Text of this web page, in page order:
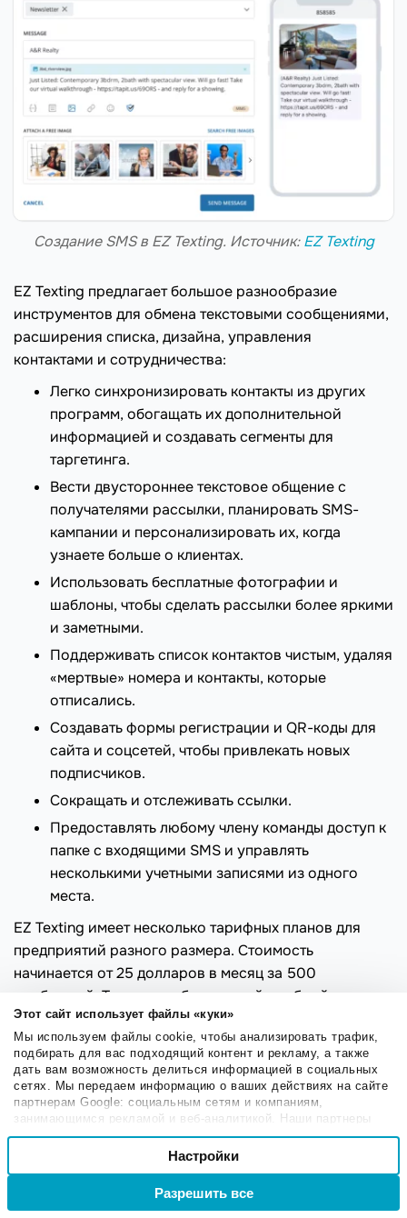
Этот сайт использует файлы «куки»
Мы используем файлы cookie, чтобы анализировать трафик,
подбирать для вас подходящий контент и рекламу, а также
дать вам возможность делиться информацией в социальных
сетях. Мы передаем информацию о ваших действиях на сайте
партнерам Google: социальным сетям и компаниям,
занимающимся рекламой и веб-аналитикой. Наши партнеры
могут комбинировать эти сведения с предоставленной вами
информацией, а также данными, которые они получили при
использовании вами их сервисов.
Выбор
Настроечные
Настройки
Разрешить все
Создание SMS в EZ Texting. Источник:EZ Texting
EZ Texting предлагает большое разнообразие
инструментов для обмена текстовыми сообщениями,
расширения списка, дизайна, управления
контактами и сотрудничества:
Легко синхронизировать контакты из других
программ, обогащать их дополнительной
информацией и создавать сегменты для
таргетинга.
Вести двустороннее текстовое общение с
получателями рассылки, планировать SMS-
кампании и персонализировать их, когда
узнаете больше о клиентах.
Использовать бесплатные фотографии и
шаблоны, чтобы сделать рассылки более яркими
и заметными.
Поддерживать список контактов чистым, удаляя
«мертвые» номера и контакты, которые
отписались.
Создавать формы регистрации и QR-коды для
сайта и соцсетей, чтобы привлекать новых
подписчиков.
Сокращать и отслеживать ссылки.
Предоставлять любому члену команды доступ к
папке с входящими SMS и управлять
несколькими учетными записями из одного
места.
EZ Texting имеет несколько тарифных планов для
предприятий разного размера. Стоимость
начинается от 25 долларов в месяц за 500
сообщений. Также есть бесплатный пробный период.
Какая программа для SMS самая
лучшая: итоги
Подведем итоги, что же мы узнали после изучения
разнообразного софта для SMS-маркетинга.
Больше всего функций у сервисаEZ Texting. Он
идеально подходит для тех, кто отправляет большие